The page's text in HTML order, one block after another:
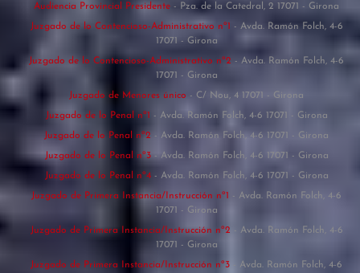
Audiencia Provincial Presidente - Pza. de la Catedral, 2 17071 - Girona
Juzgado de lo Contencioso-Administrativo nº1 - Avda. Ramón Folch, 4-6
17071 - Girona
Juzgado de lo Contencioso-Administrativo nº2 - Avda. Ramón Folch, 4-6
17071 - Girona
Juzgado de Menores único - C/ Nou, 4 17071 - Girona
Juzgado de lo Penal nº1 - Avda. Ramón Folch, 4-6 17071 - Girona
Juzgado de lo Penal nº2 - Avda. Ramón Folch, 4-6 17071 - Girona
Juzgado de lo Penal nº3 - Avda. Ramón Folch, 4-6 17071 - Girona
Juzgado de lo Penal nº4 - Avda. Ramón Folch, 4-6 17071 - Girona
Juzgado de Primera Instancia/Instrucción nº1 - Avda. Ramón Folch, 4-6
17071 - Girona
Juzgado de Primera Instancia/Instrucción nº2 - Avda. Ramón Folch, 4-6
17071 - Girona
Juzgado de Primera Instancia/Instrucción nº3
- Avda. Ramón Folch, 4-6